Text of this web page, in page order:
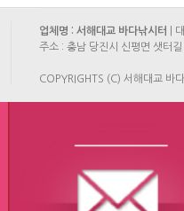
업체명 : 서해대교 바다낚시터
|
주소 : 충남 당진시 신평면 샛터
COPYRIGHTS (C) 서해대교 바